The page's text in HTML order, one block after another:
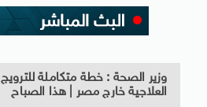
وزير الصحة : خطة متكاملة
العلاجية خارج مصر | هذا الصباح